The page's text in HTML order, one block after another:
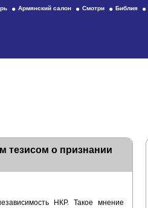
Армянский салон Смотри Библия
тезисом о признании
НКР. Такое мнение